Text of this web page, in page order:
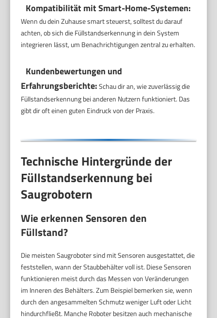
Kompatibilität mit Smart-Home-Systemen:
Wenn du dein Zuhause smart steuerst, solltest du darauf
achten, ob sich die Füllstandserkennung in dein System
integrieren lässt, um Benachrichtigungen zentral zu erhalten.
Kundenbewertungen und
Erfahrungsberichte:Schau dir an, wie zuverlässig die
Füllstandserkennung bei anderen Nutzern funktioniert. Das
gibt dir oft einen guten Eindruck von der Praxis.
Technische Hintergründe der
Füllstandserkennung bei
Saugrobotern
Wie erkennen Sensoren den
Füllstand?
Die meisten Saugroboter sind mit Sensoren ausgestattet, die
feststellen, wann der Staubbehälter voll ist. Diese Sensoren
funktionieren meist durch das Messen von Veränderungen
im Inneren des Behälters. Zum Beispiel bemerken sie, wenn
durch den angesammelten Schmutz weniger Luft oder Licht
hindurchfließt. Manche Roboter besitzen auch mechanische